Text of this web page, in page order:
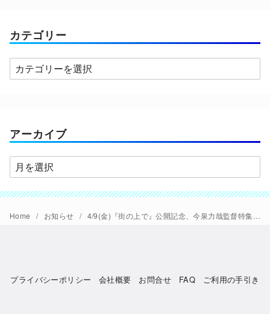
カテゴリー
カ
テ
ー
アーカイブ
ア
ー
カ
イ
Home お知らせ 4/9(金)『街の上で』公開記念、今泉力哉監督特集開催。『退屈な日々にさようならを』『アイネクライネナハトムジーク』
プライバシーポリシー 会社概要 お問合せ FAQ ご利用の手引き